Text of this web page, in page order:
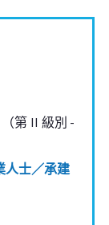
第 II 級別 -
人士／承建